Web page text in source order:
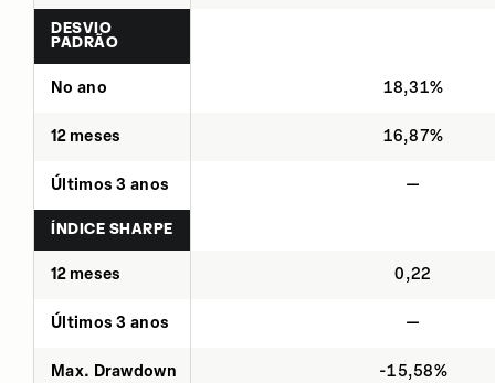
DESVIO
PADRÃO
No ano 18,31%
12 meses 16,87%
Últimos 3 anos —
ÍNDICE SHARPE
12 meses 0,22
Últimos 3 anos —
Max. Drawdown -15,58%